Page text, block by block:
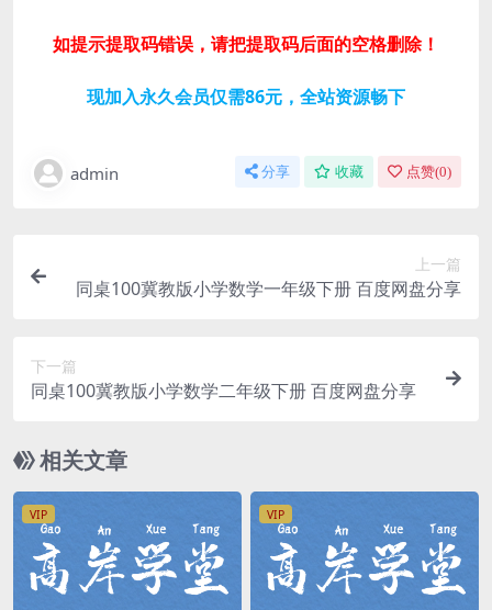
如提示提取码错误，请把提取码后面的空格删除！
现加入永久会员仅需86元，全站资源畅下
admin 分享 收藏 点赞(0)
上一篇
同桌100冀教版小学数学一年级下册 百度网盘分享
下一篇
同桌100冀教版小学数学二年级下册 百度网盘分享
相关文章
VIP VIP